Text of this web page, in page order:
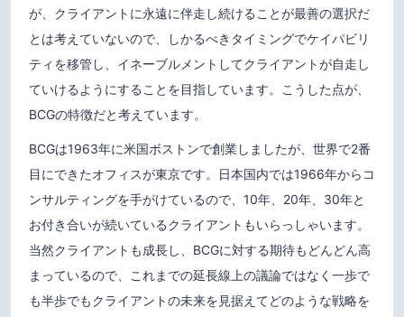
が、クライアントに永遠に伴走し続けることが最善の選択だ
とは考えていないので、しかるべきタイミングでケイパビリ
ティを移管し、イネーブルメントしてクライアントが自走し
ていけるようにすることを目指しています。こうした点が、
BCGの特徴だと考えています。
BCGは1963年に米国ボストンで創業しましたが、世界で2番
目にできたオフィスが東京です。日本国内では1966年からコ
ンサルティングを手がけているので、10年、20年、30年と
お付き合いが続いているクライアントもいらっしゃいます。
当然クライアントも成長し、BCGに対する期待もどんどん高
まっているので、これまでの延長線上の議論ではなく一歩で
も半歩でもクライアントの未来を見据えてどのような戦略を